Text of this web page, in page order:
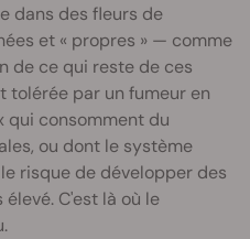
dans des fleurs de
et « propres » — comme
de ce qui reste de ces
tolérée par un fumeur en
qui consomment du
ou dont le système
risque de développer des
C'est là où le